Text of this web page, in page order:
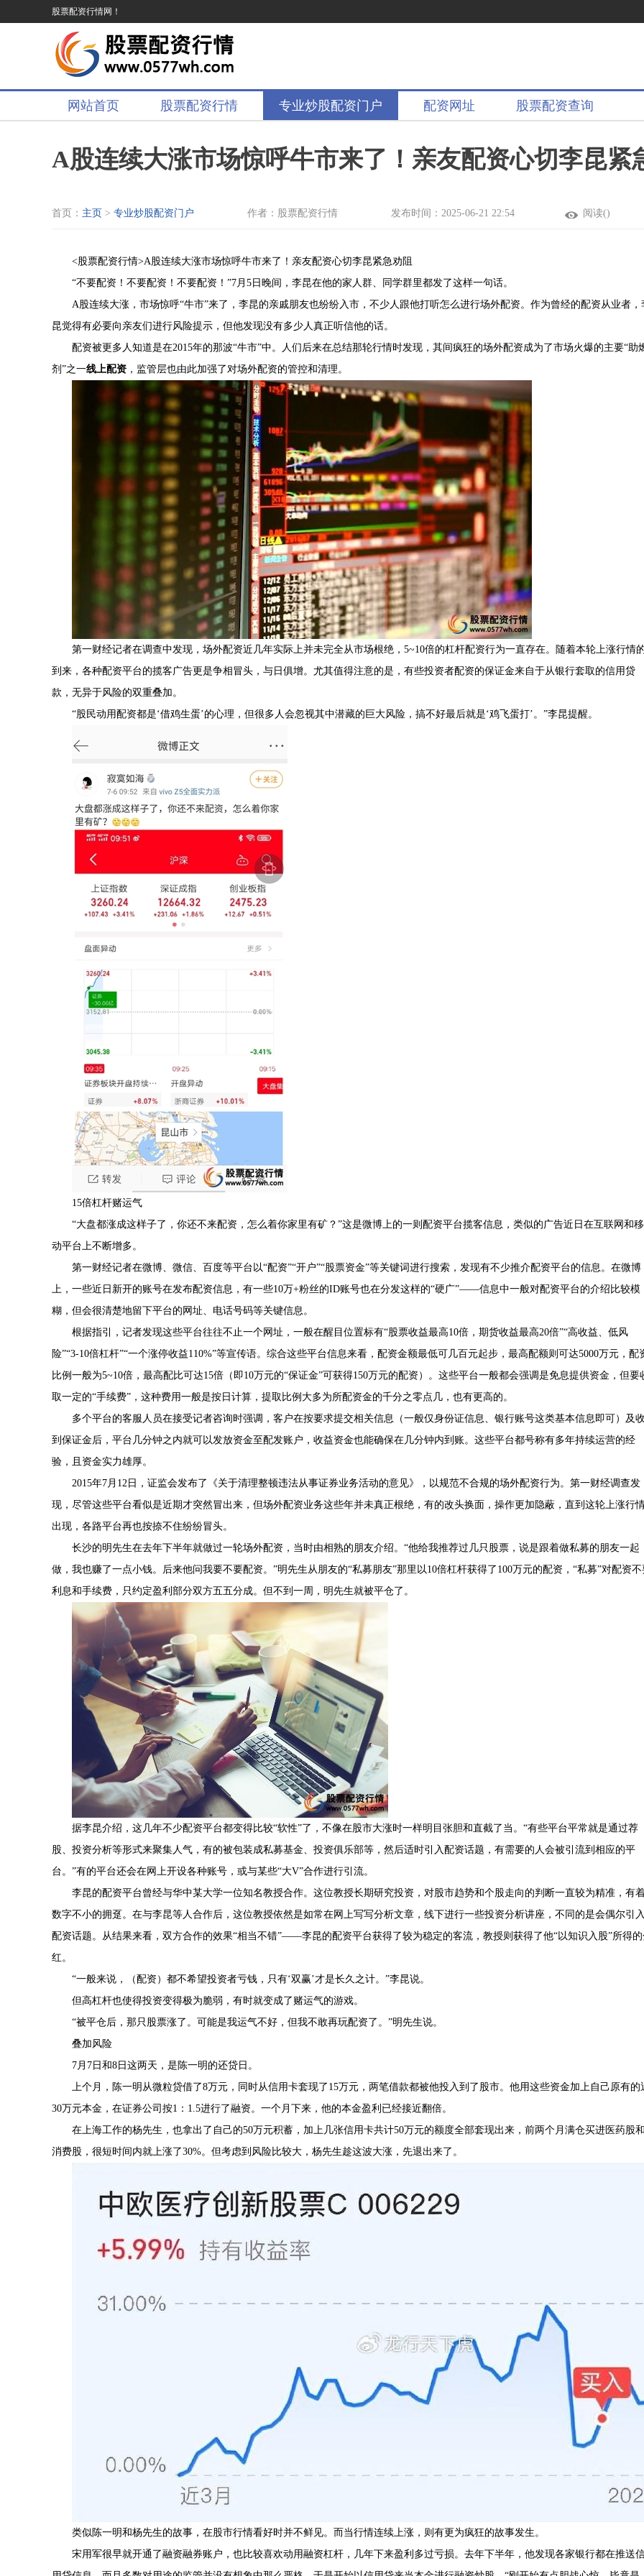
股票配资行情网！
网站首页 股票配资行情 专业炒股配资门户 配资网址 股票配资查询
A股连续大涨市场惊呼牛市来了！亲友配资心切李昆紧
首页： 主页 > 专业炒股配资门户 作者：股票配资行情 发布时间：2025-06-21 22:54 阅读()
<股票配资行情>A股连续大涨市场惊呼牛市来了！亲友配资心切李昆紧急劝阻
“不要配资！不要配资！不要配资！”7月5日晚间，李昆在他的家人群、同学群里都发了这样一句话。
A股连续大涨，市场惊呼“牛市”来了，李昆的亲戚朋友也纷纷入市，不少人跟他打听怎么进行场外配资。作为曾经的配资从业者，
昆觉得有必要向亲友们进行风险提示，但他发现没有多少人真正听信他的话。
配资被更多人知道是在2015年的那波“牛市”中。人们后来在总结那轮行情时发现，其间疯狂的场外配资成为了市场火爆的主要“助
剂”之一线上配资 ，监管层也由此加强了对场外配资的管控和清理。
第一财经记者在调查中发现，场外配资近几年实际上并未完全从市场根绝，5~10倍的杠杆配资行为一直存在。随着本轮上涨行情
到来，各种配资平台的揽客广告更是争相冒头，与日俱增。尤其值得注意的是，有些投资者配资的保证金来自于从银行套取的信用贷
款，无异于风险的双重叠加。
“股民动用配资都是‘借鸡生蛋’的心理，但很多人会忽视其中潜藏的巨大风险，搞不好最后就是‘鸡飞蛋打’。”李昆提醒。
15倍杠杆赌运气
“大盘都涨成这样子了，你还不来配资，怎么着你家里有矿？”这是微博上的一则配资平台揽客信息，类似的广告近日在互联网和移
动平台上不断增多。
第一财经记者在微博、微信、百度等平台以“配资”“开户”“股票资金”等关键词进行搜索，发现有不少推介配资平台的信息。在微博
上，一些近日新开的账号在发布配资信息，有一些10万+粉丝的ID账号也在分发这样的“硬广”——信息中一般对配资平台的介绍比较模
糊，但会很清楚地留下平台的网址、电话号码等关键信息。
根据指引，记者发现这些平台往往不止一个网址，一般在醒目位置标有“股票收益最高10倍，期货收益最高20倍”“高收益、低风
险”“3-10倍杠杆”“一个涨停收益110%”等宣传语。综合这些平台信息来看，配资金额最低可几百元起步，最高配额则可达5000万元，配
比例一般为5~10倍，最高配比可达15倍（即10万元的“保证金”可获得150万元的配资）。这些平台一般都会强调是免息提供资金，但要
取一定的“手续费”，这种费用一般是按日计算，提取比例大多为所配资金的千分之零点几，也有更高的。
多个平台的客服人员在接受记者咨询时强调，客户在按要求提交相关信息（一般仅身份证信息、银行账号这类基本信息即可）及
到保证金后，平台几分钟之内就可以发放资金至配发账户，收益资金也能确保在几分钟内到账。这些平台都号称有多年持续运营的经
验，且资金实力雄厚。
2015年7月12日，证监会发布了《关于清理整顿违法从事证券业务活动的意见》，以规范不合规的场外配资行为。第一财经调查发
现，尽管这些平台看似是近期才突然冒出来，但场外配资业务这些年并未真正根绝，有的改头换面，操作更加隐蔽，直到这轮上涨行
出现，各路平台再也按捺不住纷纷冒头。
长沙的明先生在去年下半年就做过一轮场外配资，当时由相熟的朋友介绍。“他给我推荐过几只股票，说是跟着做私募的朋友一起
做，我也赚了一点小钱。后来他问我要不要配资。”明先生从朋友的“私募朋友”那里以10倍杠杆获得了100万元的配资，“私募”对配资不
利息和手续费，只约定盈利部分双方五五分成。但不到一周，明先生就被平仓了。
据李昆介绍，这几年不少配资平台都变得比较“软性”了，不像在股市大涨时一样明目张胆和直截了当。“有些平台平常就是通过荐
股、投资分析等形式来聚集人气，有的被包装成私募基金、投资俱乐部等，然后适时引入配资话题，有需要的人会被引流到相应的平
台。”有的平台还会在网上开设各种账号，或与某些“大V”合作进行引流。
李昆的配资平台曾经与华中某大学一位知名教授合作。这位教授长期研究投资，对股市趋势和个股走向的判断一直较为精准，有
数字不小的拥趸。在与李昆等人合作后，这位教授依然是如常在网上写写分析文章，线下进行一些投资分析讲座，不同的是会偶尔引
配资话题。从结果来看，双方合作的效果“相当不错”——李昆的配资平台获得了较为稳定的客流，教授则获得了他“以知识入股”所得
红。
“一般来说，（配资）都不希望投资者亏钱，只有‘双赢’才是长久之计。”李昆说。
但高杠杆也使得投资变得极为脆弱，有时就变成了赌运气的游戏。
“被平仓后，那只股票涨了。可能是我运气不好，但我不敢再玩配资了。”明先生说。
叠加风险
7月7日和8日这两天，是陈一明的还贷日。
上个月，陈一明从微粒贷借了8万元，同时从信用卡套现了15万元，两笔借款都被他投入到了股市。他用这些资金加上自己原有的
30万元本金，在证券公司按1：1.5进行了融资。一个月下来，他的本金盈利已经接近翻倍。
在上海工作的杨先生，也拿出了自己的50万元积蓄，加上几张信用卡共计50万元的额度全部套现出来，前两个月满仓买进医药股
消费股，很短时间内就上涨了30%。但考虑到风险比较大，杨先生趁这波大涨，先退出来了。
类似陈一明和杨先生的故事，在股市行情看好时并不鲜见。而当行情连续上涨，则有更为疯狂的故事发生。
宋用军很早就开通了融资融券账户，也比较喜欢动用融资杠杆，几年下来盈利多过亏损。去年下半年，他发现各家银行都在推送